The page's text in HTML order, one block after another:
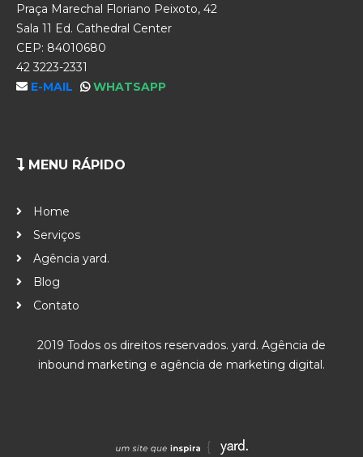
Praça Marechal Floriano Peixoto, 42
Sala 11 Ed. Cathedral Center
CEP: 84010680
42 3223-2331
E-MAIL
WHATSAPP
MENU RÁPIDO
Home
Serviços
Agência yard.
Blog
Contato
2019 Todos os direitos reservados. yard. Agência de
inbound marketing e agência de marketing digital.